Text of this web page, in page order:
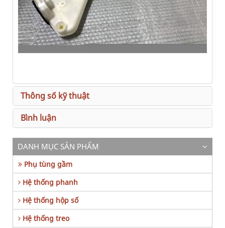
Thông số kỹ thuật
Bình luận
DANH MỤC SẢN PHẨM
Phụ tùng gầm
Hệ thống phanh
Hệ thống hộp số
Hệ thống treo